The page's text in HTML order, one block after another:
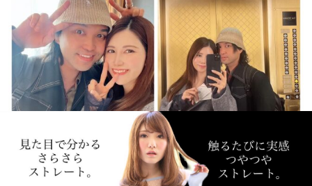
さらに読み込む... Instagram でフォロー